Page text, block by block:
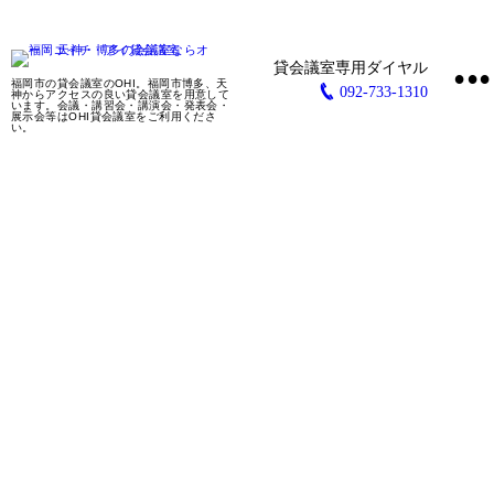
福岡市の貸会議室のOHI。福岡市博多、天
神からアクセスの良い貸会議室を用意して
います。会議・講習会・講演会・発表会・
展示会等はOHI貸会議室をご利用くださ
い。
092-733-1310 •